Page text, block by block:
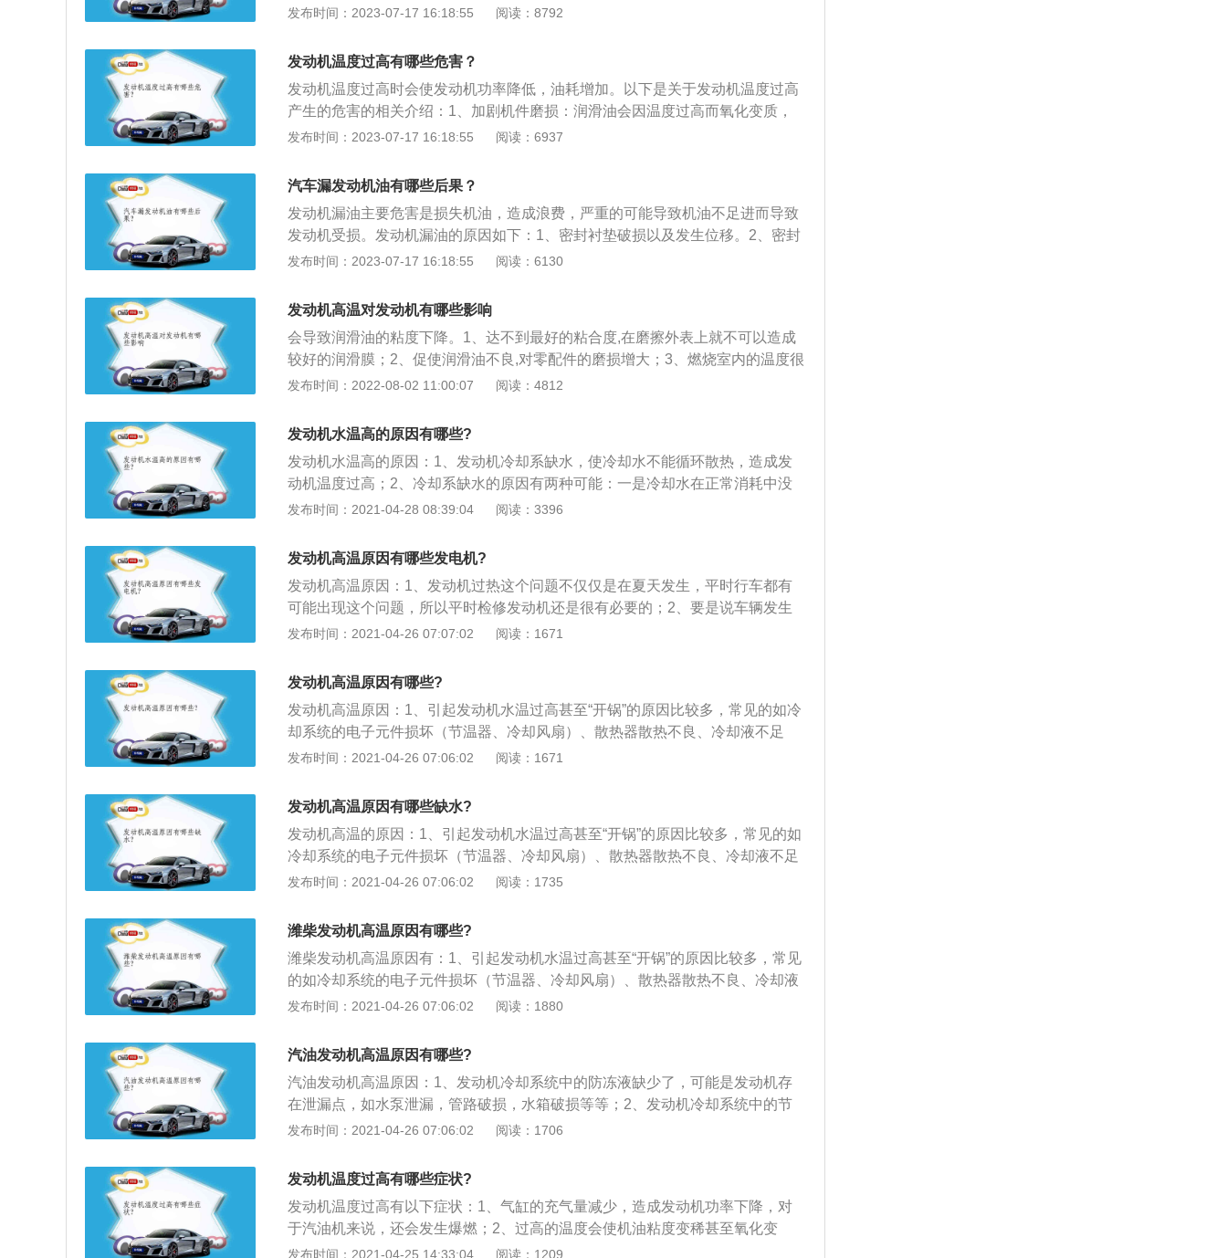
低了发动机的充气效率，发动机的功率、扭矩也随之下降，表现为发动机的动力
油的着火点而点燃混合气，引发爆燃，引起强烈的发动机冲击和振动，使零件因
壁之间的配合间隙减小甚至消失，从而使活塞运动阻力增大，甚至将活塞、缸壁
拉伤。其它各运动件的正常间隙也被破坏，导致磨损加剧，甚至损坏。
发布时间：2023-07-17 16:18:55 阅读：8792
发动机温度过高有哪些危害？
发动机温度过高时会使发动机功率降低，油耗增加。以下是关于发动机温度过高
产生的危害的相关介绍：1、加剧机件磨损：润滑油会因温度过高而氧化变质，
胶质、沉积物黏附在活塞环、汽缸壁和其他零件的摩擦表面，降低了导热性。润
强度减弱，从而加剧了机件的磨损。2、高温判断：发动机有其本身的工作温
够正常运行。汽车的仪表盘上显示的温度，其实就是冷却系统中的防冻液温度，
该温度就直接反应了发动机的温度情况，水温表没有超过仪表盘上的红色指示线
就是正常，如果超过了该指示线，则代表发动机的温度过高。
发布时间：2023-07-17 16:18:55 阅读：6937
汽车漏发动机油有哪些后果？
发动机漏油主要危害是损失机油，造成浪费，严重的可能导致机油不足进而导致
发动机受损。发动机漏油的原因如下：1、密封衬垫破损以及发生位移。2、密封
部件安装没有按照规定流程进行。3、润滑油添加过多或者添加错了油品。4、发
发动机漏油的解决方法：1、各类紧固螺母按需求按规定进行紧固。2、及时更换
气阀。4、做好外接管路的密封。如果经常拆装的话，会导致紧固圈松断或者橡
胶被撑开，密封性下降引起渗油。
发布时间：2023-07-17 16:18:55 阅读：6130
发动机高温对发动机有哪些影响
会导致润滑油的粘度下降。1、达不到最好的粘合度,在磨擦外表上就不可以造成
较好的润滑膜；2、促使润滑油不良,对零配件的磨损增大；3、燃烧室内的温度很
容易到达汽柴油的着火点,从而点燃混合气,导致爆燃。.汽车发动机气缸垫毁坏：
汽车机油与冷冻液混合而促使冷冻液失效，比较严重的情况下要改换全部制冷系
阶段许多缸盖和缸体都为铝质，比较严重时很可能导致汽车发动机损毁。发动机
过热会导致汽车机油是因为高温而变质，从而导致润滑油实际效果实际效果减
少。此外发动机过热会在提供的油系統中造成大量的气阻，危害汽柴油供应系統
发布时间：2022-08-02 11:00:07 阅读：4812
发动机水温高的原因有哪些?
发动机水温高的原因：1、发动机冷却系缺水，使冷却水不能循环散热，造成发
动机温度过高；2、冷却系缺水的原因有两种可能：一是冷却水在正常消耗中没
有及时给予补充；二是冷却水严重渗漏；3、发动机正常工作时，冷却水温度应
不上水，就会造成发动机因缺水而发生高温的人为故障；4、如果冷却系密封性
湿式缸套因气蚀造成的小孔、缸体出现裂纹、缸套水封破损等。
发布时间：2021-04-28 08:39:04 阅读：3396
发动机高温原因有哪些发电机?
发动机高温原因：1、发动机过热这个问题不仅仅是在夏天发生，平时行车都有
可能出现这个问题，所以平时检修发动机还是很有必要的；2、要是说车辆发生
高温情况的话，那第一时间想到的可能就是车辆冷却系统出现故障，冷却系统一
故障可能就会发生高温的情况；3、要是车辆一直处于超负荷状态下也会出现高
象。车辆水箱或防冻液水壶破损也会引起这个现象，所以这点也是需要留意的。
发布时间：2021-04-26 07:07:02 阅读：1671
发动机高温原因有哪些?
发动机高温原因：1、引起发动机水温过高甚至“开锅”的原因比较多，常见的如冷
却系统的电子元件损坏（节温器、冷却风扇）、散热器散热不良、冷却液不足
等；2、靠边停车，但不要立即熄火！因为冷却液的温度已经很高，降温能力已
机来说，水泵是由曲轴带动的；3、当然如果是电子水泵的发动机会好些），过
高的温度得不到冷却，发动机也是难以承受的。如果先让发动机怠速运转一会
儿，不断循环的冷却液还是可以减轻高温对发动机的影响；4、检查一下防冻液
是否缺少，导致的发动机水温高。冷却液的循环情况，是否循环不畅。其次还可
以检查，水温传感器、水泵、节温器、冷却风扇等，都可能导致水温高。动手能
发布时间：2021-04-26 07:06:02 阅读：1671
发动机高温原因有哪些缺水?
发动机高温的原因：1、引起发动机水温过高甚至“开锅”的原因比较多，常见的如
冷却系统的电子元件损坏（节温器、冷却风扇）、散热器散热不良、冷却液不足
等；2、靠边停车，但不要立即熄火！因为冷却液的温度已经很高，降温能力已
机来说，水泵是由曲轴带动的；3、当然如果是电子水泵的发动机会好些），过
高的温度得不到冷却，发动机也是难以承受的。如果先让发动机怠速运转一会
儿，不断循环的冷却液还是可以减轻高温对发动机的影响；4、检查一下防冻液
是否缺少，导致的发动机水温高。冷却液的循环情况，是否循环不畅。其次还可
以检查，水温传感器、水泵、节温器、冷却风扇等，都可能导致水温高。动手能
发布时间：2021-04-26 07:06:02 阅读：1735
潍柴发动机高温原因有哪些?
潍柴发动机高温原因有：1、引起发动机水温过高甚至“开锅”的原因比较多，常见
的如冷却系统的电子元件损坏（节温器、冷却风扇）、散热器散热不良、冷却液
不足等；2、靠边停车，但不要立即熄火！因为冷却液的温度已经很高，降温能
发动机来说，水泵是由曲轴带动的；3、当然如果是电子水泵的发动机会好
转一会儿，不断循环的冷却液还是可以减轻高温对发动机的影响；4、检查一下
防冻液是否缺少，导致的发动机水温高。冷却液的循环情况，是否循环不畅。其
次还可以检查，水温传感器、水泵、节温器、冷却风扇等，都可能导致水温高。
发布时间：2021-04-26 07:06:02 阅读：1880
汽油发动机高温原因有哪些?
汽油发动机高温原因：1、发动机冷却系统中的防冻液缺少了，可能是发动机存
在泄漏点，如水泵泄漏，管路破损，水箱破损等等；2、发动机冷却系统中的节
温器出现了故障导致水温过高。因为节温器无法打开，导致冷却液在发动机内部
工作不正常，导致冷却液的散热不好。所以水温灯亮，导致冷却液温度过高。
发布时间：2021-04-26 07:06:02 阅读：1706
发动机温度过高有哪些症状?
发动机温度过高有以下症状：1、气缸的充气量减少，造成发动机功率下降，对
于汽油机来说，还会发生爆燃；2、过高的温度会使机油粘度变稀甚至氧化变
质，降低润滑作用，加剧零件的磨损；3、温度过高时，零件受热膨胀，各机件
发布时间：2021-04-25 14:33:04 阅读：1209